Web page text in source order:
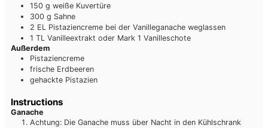
150 g weiße Kuvertüre
300 g Sahne
2 EL Pistaziencreme bei der Vanilleganache weglassen
1 TL Vanilleextrakt oder Mark 1 Vanilleschote
Außerdem
Pistaziencreme
frische Erdbeeren
gehackte Pistazien
Instructions
Ganache
Achtung: Die Ganache muss über Nacht in den Kühlschrank